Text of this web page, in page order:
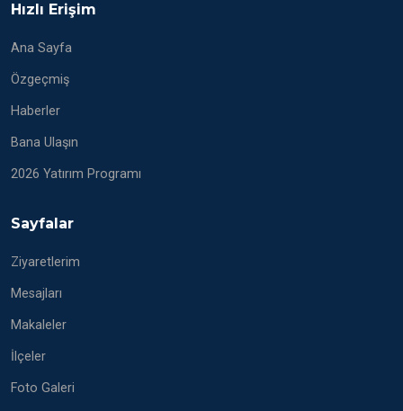
Hızlı Erişim
Ana Sayfa
Özgeçmiş
Haberler
Bana Ulaşın
2026 Yatırım Programı
Sayfalar
Ziyaretlerim
Mesajları
Makaleler
İlçeler
Foto Galeri